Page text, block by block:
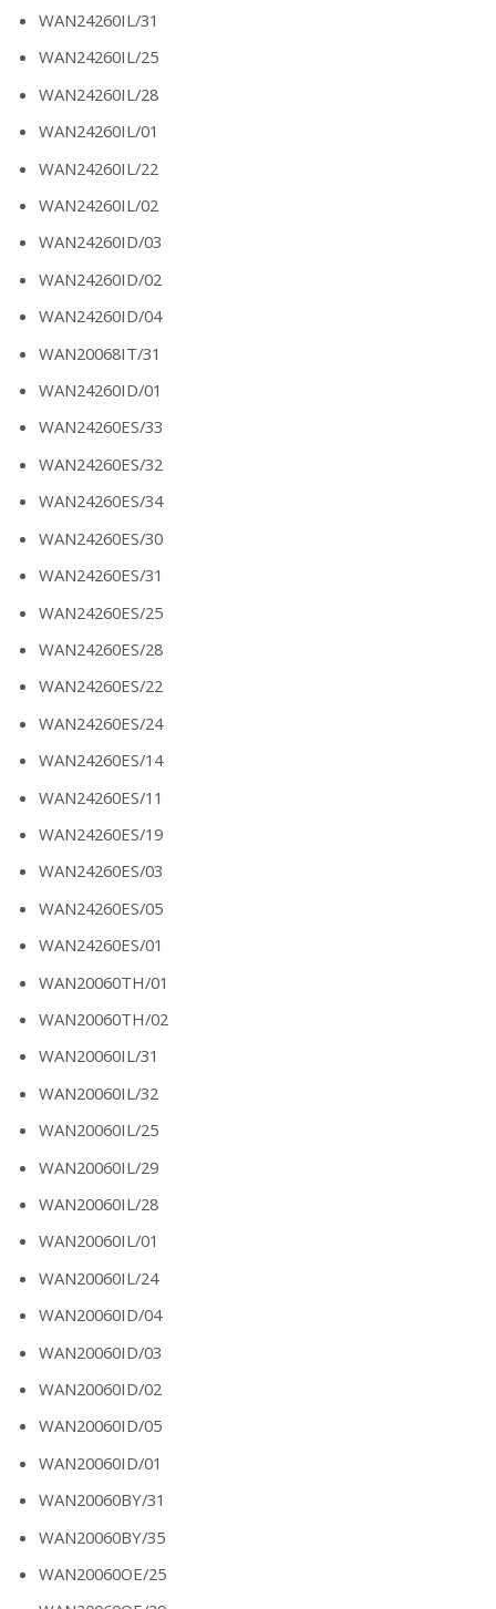
WAN24260IL/31
WAN24260IL/25
WAN24260IL/28
WAN24260IL/01
WAN24260IL/22
WAN24260IL/02
WAN24260ID/03
WAN24260ID/02
WAN24260ID/04
WAN20068IT/31
WAN24260ID/01
WAN24260ES/33
WAN24260ES/32
WAN24260ES/34
WAN24260ES/30
WAN24260ES/31
WAN24260ES/25
WAN24260ES/28
WAN24260ES/22
WAN24260ES/24
WAN24260ES/14
WAN24260ES/11
WAN24260ES/19
WAN24260ES/03
WAN24260ES/05
WAN24260ES/01
WAN20060TH/01
WAN20060TH/02
WAN20060IL/31
WAN20060IL/32
WAN20060IL/25
WAN20060IL/29
WAN20060IL/28
WAN20060IL/01
WAN20060IL/24
WAN20060ID/04
WAN20060ID/03
WAN20060ID/02
WAN20060ID/05
WAN20060ID/01
WAN20060BY/31
WAN20060BY/35
WAN20060OE/25